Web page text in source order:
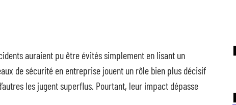
auraient pu être évités simplement en lisant un
de sécurité en entreprise jouent un rôle bien plus décisif
les jugent superflus. Pourtant, leur impact dépasse